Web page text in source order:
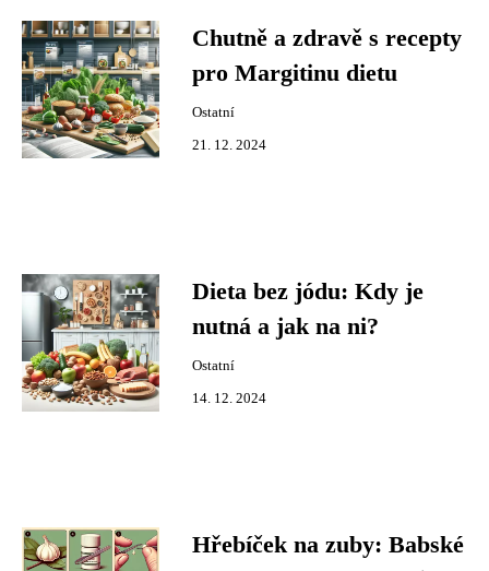
Chutně a zdravě s recepty
pro Margitinu dietu
Ostatní
21. 12. 2024
Dieta bez jódu: Kdy je
nutná a jak na ni?
Ostatní
14. 12. 2024
Hřebíček na zuby: Babské